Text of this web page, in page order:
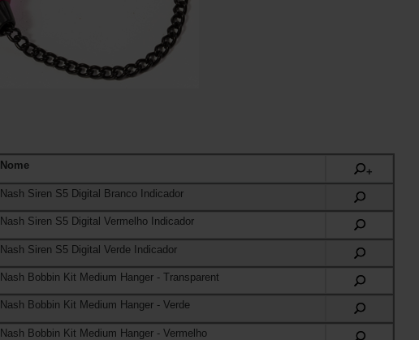
Nome
+
Nash Siren S5 Digital Branco Indicador
Nash Siren S5 Digital Vermelho Indicador
Nash Siren S5 Digital Verde Indicador
Nash Bobbin Kit Medium Hanger - Transparent
Nash Bobbin Kit Medium Hanger - Verde
Nash Bobbin Kit Medium Hanger - Vermelho